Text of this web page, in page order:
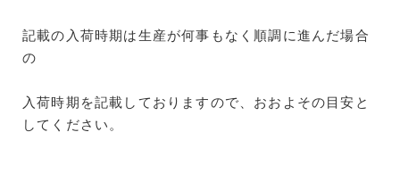
記載の入荷時期は生産が何事もなく順調に進んだ場合
の
入荷時期を記載しておりますので、おおよその目安と
してください。